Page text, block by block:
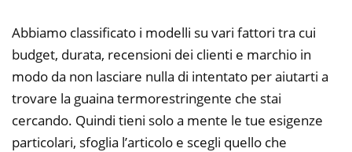
Abbiamo classificato i modelli su vari fattori tra cui
budget, durata, recensioni dei clienti e marchio in
modo da non lasciare nulla di intentato per aiutarti a
trovare la guaina termorestringente che stai
cercando. Quindi tieni solo a mente le tue esigenze
particolari, sfoglia l’articolo e scegli quello che